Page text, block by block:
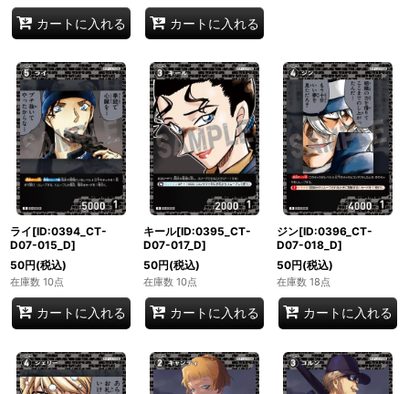
カートに入れる カートに入れる
ライ[ID:0394_CT-
D07-015_D]
50円(税込)
在庫数 10点
カートに入れる
キール[ID:0395_CT-
D07-017_D]
50円(税込)
在庫数 10点
カートに入れる
ジン[ID:0396_CT-
D07-018_D]
50円(税込)
在庫数 18点
カートに入れる